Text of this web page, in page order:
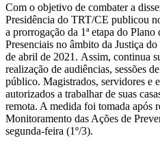
Com o objetivo de combater a
Presidência do TRT/CE publicou
a prorrogação da 1ª etapa do
Presenciais no âmbito da Justiça
de abril de 2021. Assim, continua
realização de audiências, sessões
público. Magistrados, servidores e
autorizados a trabalhar de suas
remota. A medida foi tomada após
Monitoramento das Ações de
segunda-feira (1º/3).